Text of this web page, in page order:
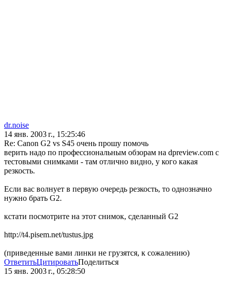
dr.noise
14 янв. 2003 г., 15:25:46
Re: Canon G2 vs S45 очень прошу помочь
верить надо по профессиональным обзорам на dpreview.com с
тестовыми снимками - там отлично видно, у кого какая
резкость.
Если вас волнует в первую очередь резкость, то однозначно
нужно брать G2.
кстати посмотрите на этот снимок, сделанный G2
http://t4.pisem.net/tustus.jpg
(приведенные вами линки не грузятся, к сожалению)
ОтветитьЦитироватьПоделиться
15 янв. 2003 г., 05:28:50